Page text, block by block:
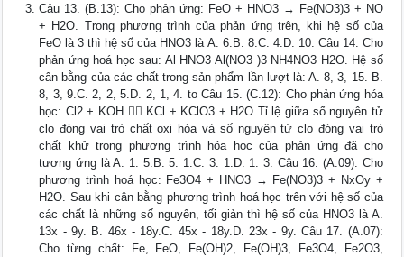
Câu 13. (B.13): Cho phản ứng: FeO + HNO3 → Fe(NO3)3 + NO
+ H2O. Trong phương trình của phản ứng trên, khi hệ số của
FeO là 3 thì hệ số của HNO3 là A. 6.B. 8.C. 4.D. 10. Câu 14. Cho
phản ứng hoá học sau: Al HNO3 Al(NO3 )3 NH4NO3 H2O. Hệ số
cân bằng của các chất trong sản phẩm lần lượt là: A. 8, 3, 15. B.
8, 3, 9.C. 2, 2, 5.D. 2, 1, 4. to Câu 15. (C.12): Cho phản ứng hóa
học: Cl2 + KOH  KCl + KClO3 + H2O Tỉ lệ giữa số nguyên tử
clo đóng vai trò chất oxi hóa và số nguyên tử clo đóng vai trò
chất khử trong phương trình hóa học của phản ứng đã cho
tương ứng là A. 1: 5.B. 5: 1.C. 3: 1.D. 1: 3. Câu 16. (A.09): Cho
phương trình hoá học: Fe3O4 + HNO3 → Fe(NO3)3 + NxOy +
H2O. Sau khi cân bằng phương trình hoá học trên với hệ số của
các chất là những số nguyên, tối giản thì hệ số của HNO3 là A.
13x - 9y. B. 46x - 18y.C. 45x - 18y.D. 23x - 9y. Câu 17. (A.07):
Cho từng chất: Fe, FeO, Fe(OH)2, Fe(OH)3, Fe3O4, Fe2O3,